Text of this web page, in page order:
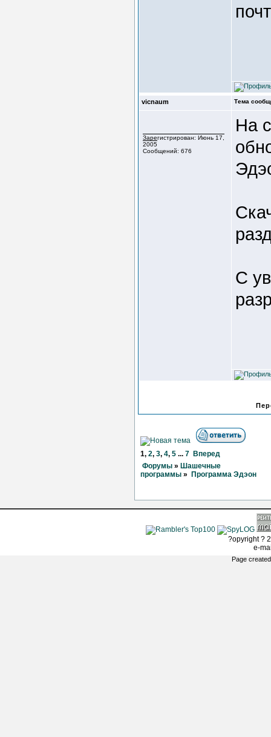
vicnaum Тема
Зарегистрирован: Июнь 17,
2005
Сообщений: 676
На
С
1, 2, 3, 4, 5 ... 7 Вперед
Форумы » Шашечные
программы » Программа Эдэон
?opyright ?
e-
Page